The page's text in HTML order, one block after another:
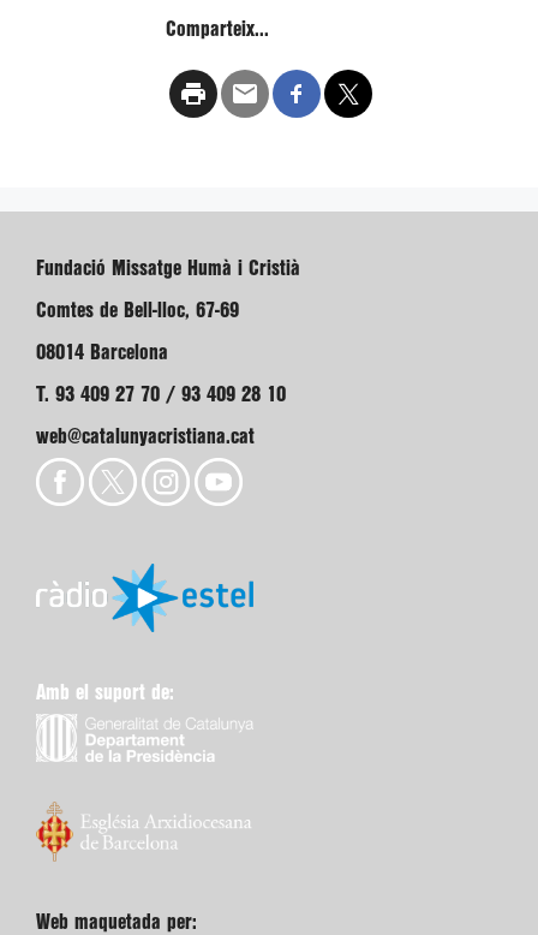
Comparteix...
Fundació Missatge Humà i Cristià
Comtes de Bell-lloc, 67-69
08014 Barcelona
T. 93 409 27 70 / 93 409 28 10
web@catalunyacristiana.cat
Amb el suport de:
Web maquetada per: